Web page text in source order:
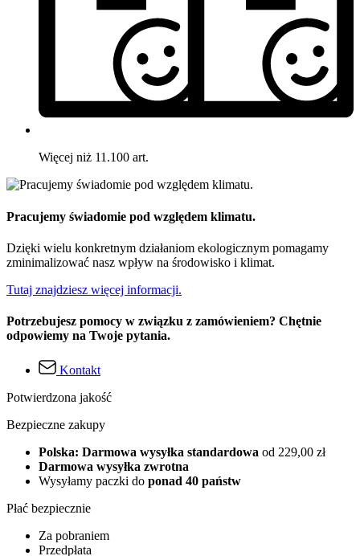
Więcej niż 11.100 art.
Pracujemy świadomie pod względem klimatu.
Dzięki wielu konkretnym działaniom ekologicznym pomagamy
zminimalizować nasz wpływ na środowisko i klimat.
Tutaj znajdziesz więcej informacji.
Potrzebujesz pomocy w związku z zamówieniem? Chętnie
odpowiemy na Twoje pytania.
Kontakt
Potwierdzona jakość
Bezpieczne zakupy
Polska: Darmowa wysyłka standardowa od 229,00 zł
Darmowa wysyłka zwrotna
Wysyłamy paczki do ponad 40 państw
Płać bezpiecznie
Za pobraniem
Przedpłata